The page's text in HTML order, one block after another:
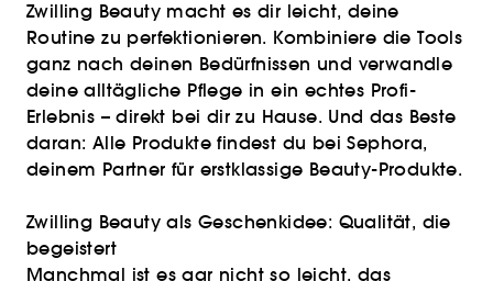
Zwilling Beauty macht es dir leicht, deine
Routine zu perfektionieren. Kombiniere die Tools
ganz nach deinen Bedürfnissen und verwandle
deine alltägliche Pflege in ein echtes Profi-
Erlebnis – direkt bei dir zu Hause. Und das Beste
daran: Alle Produkte findest du bei Sephora,
deinem Partner für erstklassige Beauty-Produkte.
Zwilling Beauty als Geschenkidee: Qualität, die
begeistert
Manchmal ist es gar nicht so leicht, das